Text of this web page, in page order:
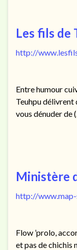
Les fils de
http://
Entre humour
Teuhpu délivrent
vous dénuder de
Ministère
http://
Flow ’prolo,
et pas de chichis